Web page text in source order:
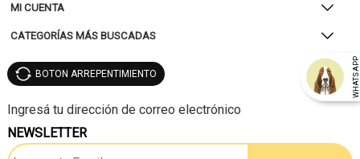
MI CUENTA
CATEGORÍAS MÁS BUSCADAS
WHATSAPP
BOTON ARREPENTIMIENTO
NEWSLETTER